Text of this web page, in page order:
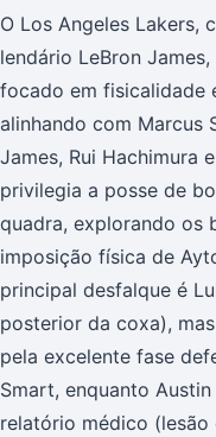
O Los Angeles Lakers,
lendário LeBron
focado em fisicalidade
alinhando com Marcus
James, Rui Hachimura
privilegia a posse de
quadra, explorando os
imposição física de
principal desfalque é
posterior da coxa),
pela excelente fase
Smart, enquanto
relatório médico (lesão